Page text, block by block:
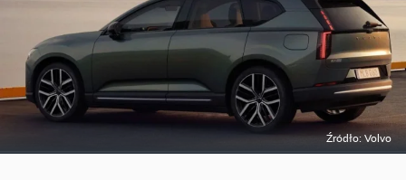
Źródło: Volvo